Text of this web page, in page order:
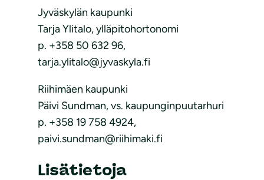
Jyväskylän kaupunki
Tarja Ylitalo, ylläpitohortonomi
p. +358 50 632 96,
tarja.ylitalo@jyvaskyla.fi
Riihimäen kaupunki
Päivi Sundman, vs. kaupunginpuutarhuri
p. +358 19 758 4924,
paivi.sundman@riihimaki.fi
Lisätietoja